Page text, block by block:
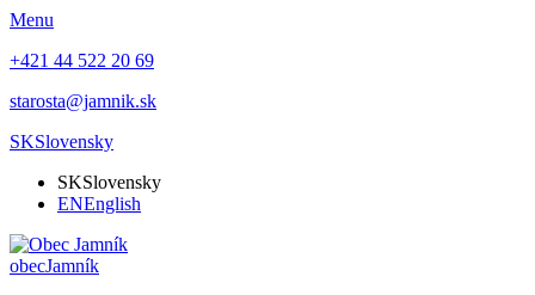
Menu
+421 44 522 20 69
starosta@jamnik.sk
SKSlovensky
SKSlovensky
ENEnglish
obecJamník